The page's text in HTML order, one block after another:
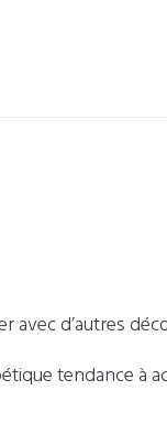
avec d’autres
tendance à